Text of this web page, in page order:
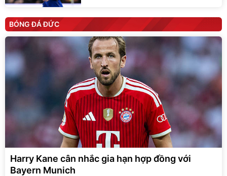
BÓNG ĐÁ ĐỨC
Harry Kane cân nhắc gia hạn hợp đồng với
Bayern Munich